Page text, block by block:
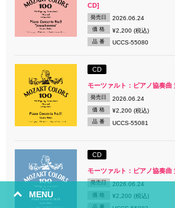
MENU
CD]
発売日 2026.06.24
価 格 ¥2,200 (税込)
品 番 UCCS-55080
CD
モーツァルト：ピアノ協奏曲
発売日 2026.06.24
価 格 ¥2,200 (税込)
品 番 UCCS-55081
CD
モーツァルト：ピアノ協奏曲
発売日 2026.06.24
価 格 ¥2,200 (税込)